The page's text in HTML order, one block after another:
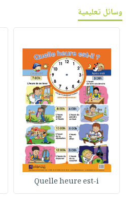
وسائل تعليمية
Quelle heure est-i